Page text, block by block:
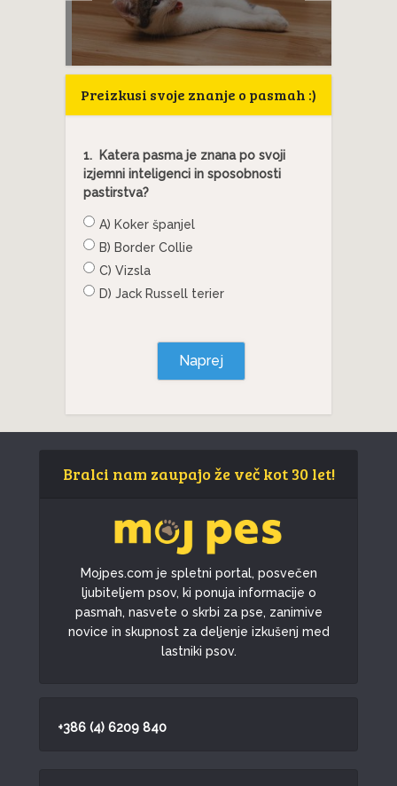
Preizkusi svoje znanje o pasmah :)
1.
Katera pasma je znana po svoji
izjemni inteligenci in sposobnosti
pastirstva?
A) Koker španjel
B) Border Collie
C) Vizsla
D) Jack Russell terier
Naprej
Bralci nam zaupajo že več kot 30 let!
Mojpes.com je spletni portal, posvečen
ljubiteljem psov, ki ponuja informacije o
pasmah, nasvete o skrbi za pse, zanimive
novice in skupnost za deljenje izkušenj med
lastniki psov.
+386 (4) 6209 840